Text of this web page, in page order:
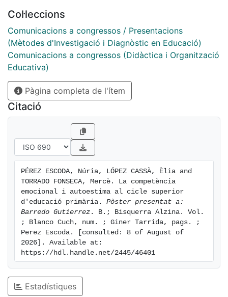
Col·leccions
Comunicacions a congressos / Presentacions
(Mètodes d'Investigació i Diagnòstic en Educació)
Comunicacions a congressos (Didàctica i Organització
Educativa)
Pàgina completa de l'ítem
Citació
PÉREZ ESCODA, Núria, LÓPEZ CASSÀ, Èlia and
TORRADO FONSECA, Mercè. La competència
emocional i autoestima al cicle superior
d'educació primària. Pòster presentat a:
Barredo Gutierrez . B.; Bisquerra Alzina. Vol.
; Blanco Cuch, num. ; Giner Tarrida, pags. ;
Perez Escoda. [consulted: 8 of August of
2026]. Available at:
https://hdl.handle.net/2445/46401
Estadístiques